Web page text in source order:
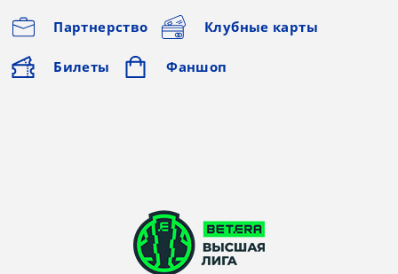
Партнерство Клубные карты
Билеты Фаншоп